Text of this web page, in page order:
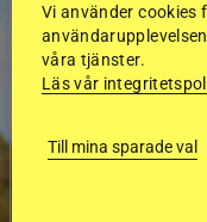
Vi använder cookies
våra tjänster.
Läs vår
Till mina sparade val